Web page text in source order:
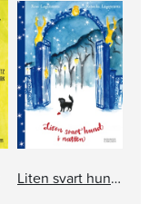
Liten svart hund i natten